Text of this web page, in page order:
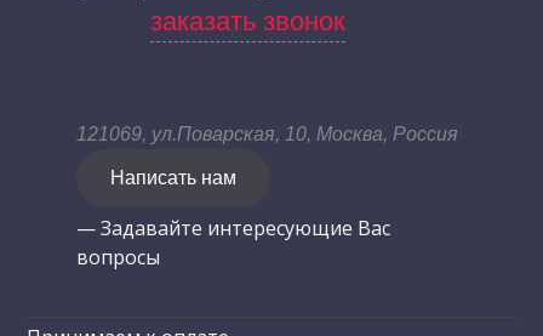
заказать звонок
121069, ул.Поварская, 10, Москва, Россия
Написать нам
— Задавайте интересующие Вас
вопросы